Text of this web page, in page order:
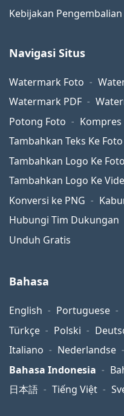
Kebijakan Pengembalian
Navigasi Situs
Watermark Foto
Watermark PDF
Potong Foto
Kompres
Tambahkan Teks Ke Foto
Tambahkan Logo Ke Foto
Tambahkan Logo Ke
Konversi ke PNG
Hubungi Tim Dukungan
Unduh Gratis
Bahasa
English Portuguese
Türkçe
Polski
Italiano
Nederlandse
Bahasa Indonesia
日本語
Tiếng Việt